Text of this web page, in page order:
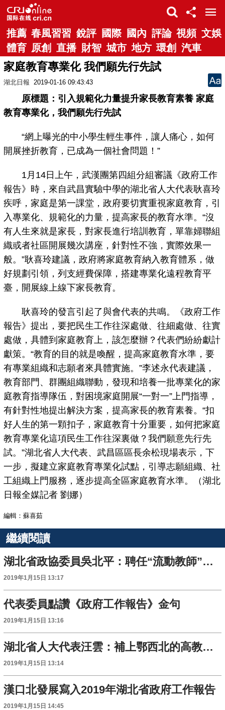
推薦 春風習習 銳評 國際 國內 評論 視頻 文娛
體育 原創 直播 財智 城市 地方 環創 汽車
家庭教育專業化 我們願先行先試
湖北日報 2019-01-16 09:43:43
原標題：引入規範化力量提升家長教育素養 家庭
教育專業化，我們願先行先試
“網上曝光的中小學生輕生事件，讓人痛心，如何
開展挫折教育，已成為一個社會問題！”
1月14日上午，武漢團第四組分組審議《政府工作
報告》時，來自武昌實驗中學的湖北省人大代表耿喜玲
疾呼，家庭是第一課堂，政府要切實重視家庭教育，引
入專業化、規範化的力量，提高家長的教育水準。“沒
有人生來就是家長，對家長進行培訓教育，單靠婦聯組
織或者社區開展幾次講座，針對性不強，實際效果一
般。”耿喜玲建議，政府將家庭教育納入教育體系，做
好規劃引領，列支經費保障，搭建專業化遠程教育平
臺，開展線上線下家長教育。
耿喜玲的發言引起了與會代表的共鳴。《政府工作
報告》提出，要把民生工作往深處做、往細處做、往實
處做，具體到家庭教育上，該怎麼辦？代表們紛紛獻計
獻策。“教育的目的就是喚醒，提高家庭教育水準，要
有專業組織和志願者來具體實施。”李述永代表建議，
教育部門、群團組織聯動，發現和培養一批專業化的家
庭教育指導隊伍，對困境家庭開展“一對一”上門指導，
有針對性地提出解決方案，提高家長的教育素養。“扣
好人生的第一顆扣子，家庭教育十分重要，如何把家庭
教育專業化這項民生工作往深裏做？我們願意先行先
試。”湖北省人大代表、武昌區區長余松現場表示，下
一步，擬建立家庭教育專業化試點，引導志願組織、社
工組織上門服務，逐步提高全區家庭教育水準。（湖北
日報全媒記者 劉娜）
編輯：蘇喜茹
繼續閱讀
湖北省政協委員吳北平：聘任“流動教師”補充師資不足
2019年1月15日 13:17
代表委員點讚《政府工作報告》金句
2019年1月15日 13:16
湖北省人大代表汪雲：補上鄂西北的高教短板
2019年1月15日 13:14
漢口北發展寫入2019年湖北省政府工作報告
2019年1月15日 14:45